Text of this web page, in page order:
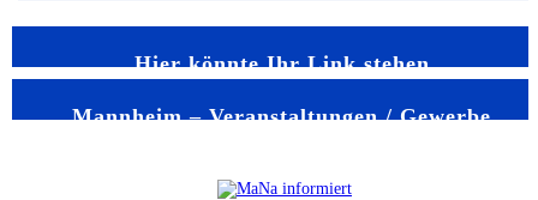
Hier könnte Ihr Link stehen
Mannheim – Veranstaltungen / Gewerbe